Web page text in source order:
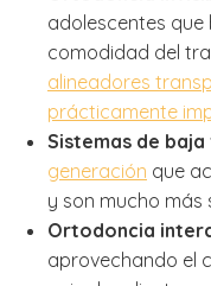
adolescentes
comodidad del
alineadores
prácticamente
Sistemas de
generación que
y son mucho más
Ortodoncia
aprovechando el